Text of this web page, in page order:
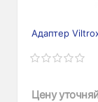
Адаптер
Цену